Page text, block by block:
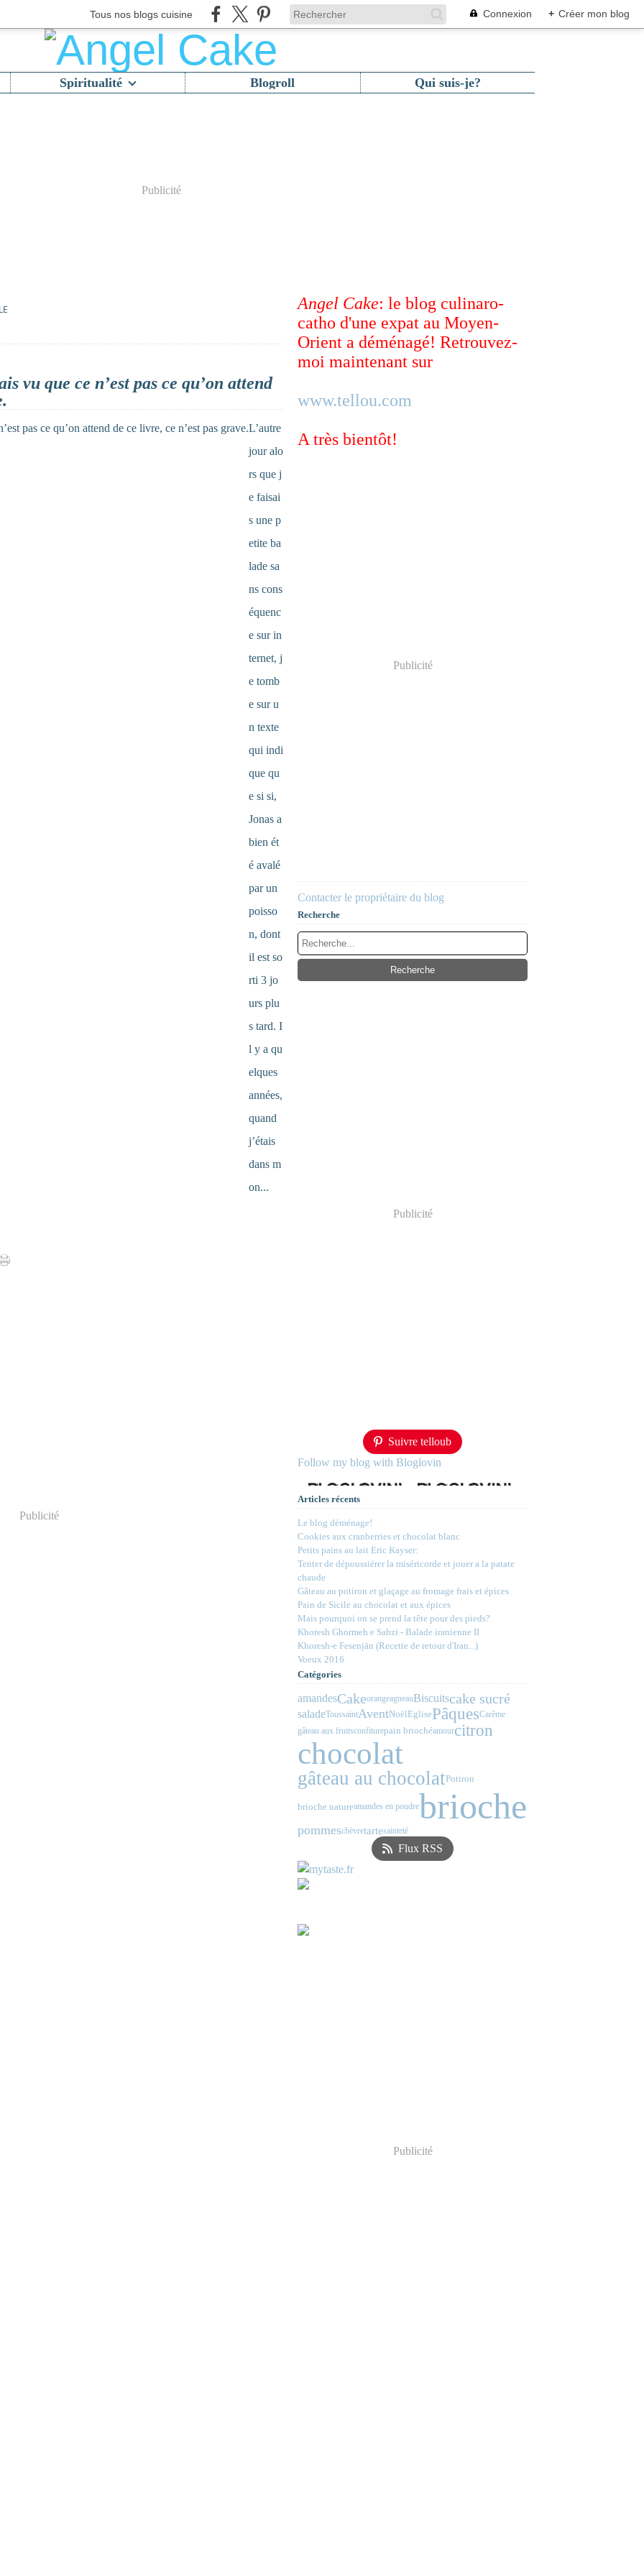
Tous nos blogs cuisine Connexion + Créer mon blog
Spiritualité Blogroll Qui suis-je?
Publicité
vu que ce n’est pas ce qu’on attend
L’autre
jour alo
rs que j
e faisai
s une p
etite ba
lade sa
ns cons
équenc
e sur in
ternet, j
e tomb
e sur u
n texte
qui indi
que qu
e si si,
Jonas a
bien ét
é avalé
par un
poisso
n, dont
il est so
rti 3 jo
urs plu
s tard. I
l y a qu
elques
années,
quand
j’étais
dans m
on...
Publicité
Angel Cake: le blog culinaro-
catho d'une expat au Moyen-
Orient a déménagé! Retrouvez-
moi maintenant sur
www.tellou.com
A très bientôt!
Publicité
Contacter le propriétaire du blog
Recherche
Publicité
Suivre telloub
Follow my blog with Bloglovin
Articles récents
Le blog déménage!
Cookies aux cranberries et chocolat blanc
Petits pains au lait Eric Kayser:
Tenter de dépoussiérer la miséricorde et jouer a la patate
chaude
Gâteau au potiron et glaçage au fromage frais et épices
Pain de Sicile au chocolat et aux épices
Mais pourquoi on se prend la tête pour des pieds?
Khoresh Ghormeh e Sabzi - Balade iranienne II
Khoresh-e Fesenjān (Recette de retour d'Iran...)
Voeux 2016
Catégories
amandesCakeorangeagneauBiscuitscake sucré
saladeToussaintAventNoëlEglisePâquesCarême
gâteau aux fruitsconfiturepain briochéamourcitron
chocolat
gâteau au chocolatPotiron
brioche natureamandes en poudrebrioche
pommeschèvretartesainteté
Flux RSS
Publicité